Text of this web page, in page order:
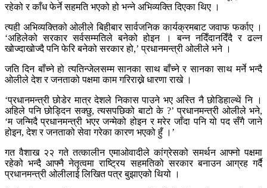
रहेको र काँध फेर्ने सहमति भएको हो भन्ने अभिव्यक्ति दिएका थिए ।
त्यही अभिव्यक्तिको ओलीले बिहीबार सार्वजनिक कार्यक्रमबाट जवाफ फर्काए ।
‘अहिलेको सरकार सर्वसम्मतिले बनेको होइन । बन्न नदिँदानदिँदै र ढल्न
खोज्दाखोज्दै पनि फेरि बनेको सरकार हो,’ प्रधानमन्त्री ओलीले भने ।
जति दिन बाँच्ने हो त्यतिन्जेलसम्म सानका साथ बाँच्ने र सानका साथ मर्ने भन्दै
ओलीले देश र जनताको पक्षमा काम गरिराख्ने धारणा राखे ।
‘प्रधानमन्त्री छोडेर मात्र देशले निकास पाउने भए अस्ति नै छोडिहाल्थें नि ।
अहिले पनि छोड्दिन सक्छु, त्यसपछिको बाटो के ?’ प्रधानमन्त्री ओलीले भने,
‘म जन्मिदै प्रधानमन्त्री भएर जन्मेको होइन र मरेर जाँदा पनि यो पद सँगै जाने
होइन, देश र जनताको सेवा गरेका कारण भएको हुँ ।’
गत वैशाख २२ गते तत्कालीन एमाओवादीले कांग्रेसको समर्थन आफ्नो पक्षमा
रहेको भन्दै आफ्नै नेतृत्वमा राष्ट्रिय सहमतिको सरकार बनाउन आग्रह गर्दै
प्रधानमन्त्री ओलीलाई लिखित पत्र बुझाएको थियो ।